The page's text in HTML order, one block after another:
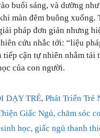
buổi sáng, và dường
màn đêm buông xuống.
pháp đơn giản nhưng
cứu nhắc tới: “liệu
tiếp cận tự nhiên nhằm tái
của con người.
DẠY TRẺ,Phát Triển Trẻ
Giấc Ngủ,chăm sóc
học, giấc ngủ thanh